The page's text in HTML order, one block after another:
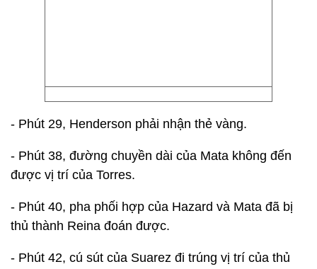
- Phút 29, Henderson phải nhận thẻ vàng.
- Phút 38, đường chuyền dài của Mata không đến
được vị trí của Torres.
- Phút 40, pha phối hợp của Hazard và Mata đã bị
thủ thành Reina đoán được.
- Phút 42, cú sút của Suarez đi trúng vị trí của thủ